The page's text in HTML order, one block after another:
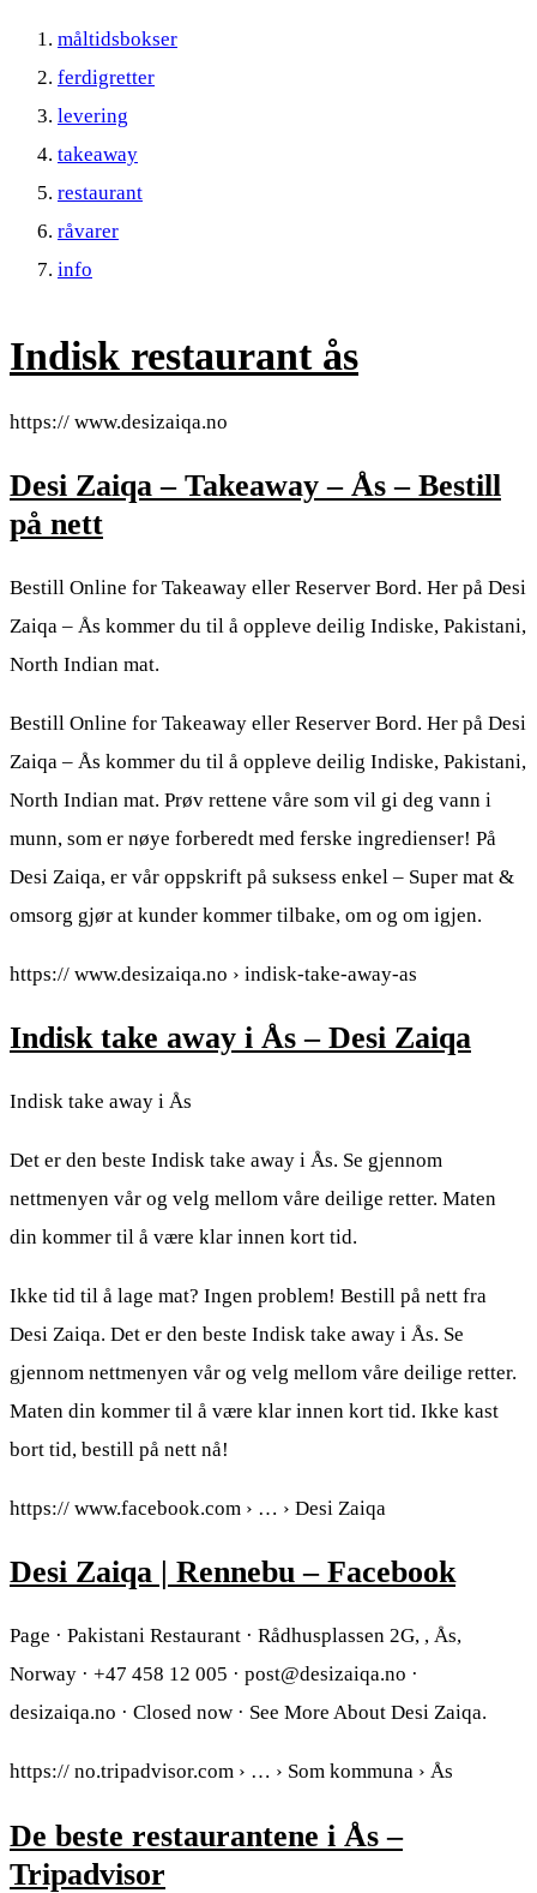
måltidsbokser
ferdigretter
levering
takeaway
restaurant
råvarer
info
Indisk restaurant ås
https:// www.desizaiqa.no
Desi Zaiqa – Takeaway – Ås – Bestill
på nett
Bestill Online for Takeaway eller Reserver Bord. Her på Desi
Zaiqa – Ås kommer du til å oppleve deilig Indiske, Pakistani,
North Indian mat.
Bestill Online for Takeaway eller Reserver Bord. Her på Desi
Zaiqa – Ås kommer du til å oppleve deilig Indiske, Pakistani,
North Indian mat. Prøv rettene våre som vil gi deg vann i
munn, som er nøye forberedt med ferske ingredienser! På
Desi Zaiqa, er vår oppskrift på suksess enkel – Super mat &
omsorg gjør at kunder kommer tilbake, om og om igjen.
https:// www.desizaiqa.no › indisk-take-away-as
Indisk take away i Ås – Desi Zaiqa
Indisk take away i Ås
Det er den beste Indisk take away i Ås. Se gjennom
nettmenyen vår og velg mellom våre deilige retter. Maten
din kommer til å være klar innen kort tid.
Ikke tid til å lage mat? Ingen problem! Bestill på nett fra
Desi Zaiqa. Det er den beste Indisk take away i Ås. Se
gjennom nettmenyen vår og velg mellom våre deilige retter.
Maten din kommer til å være klar innen kort tid. Ikke kast
bort tid, bestill på nett nå!
https:// www.facebook.com › … › Desi Zaiqa
Desi Zaiqa | Rennebu – Facebook
Page · Pakistani Restaurant · Rådhusplassen 2G, , Ås,
Norway · +47 458 12 005 · post@desizaiqa.no ·
desizaiqa.no · Closed now · See More About Desi Zaiqa.
https:// no.tripadvisor.com › … › Som kommuna › Ås
De beste restaurantene i Ås –
Tripadvisor